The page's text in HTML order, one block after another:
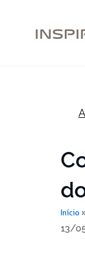
Início
13/